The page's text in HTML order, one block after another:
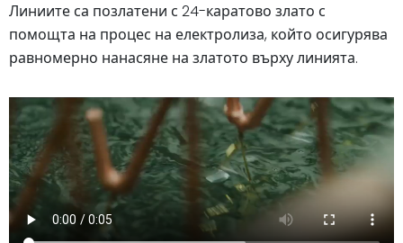
Линиите са позлатени с 24-каратово злато с
помощта на процес на електролиза, който осигурява
равномерно нанасяне на златото върху линията.